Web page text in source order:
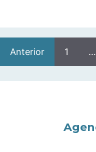
Anterior 1 …